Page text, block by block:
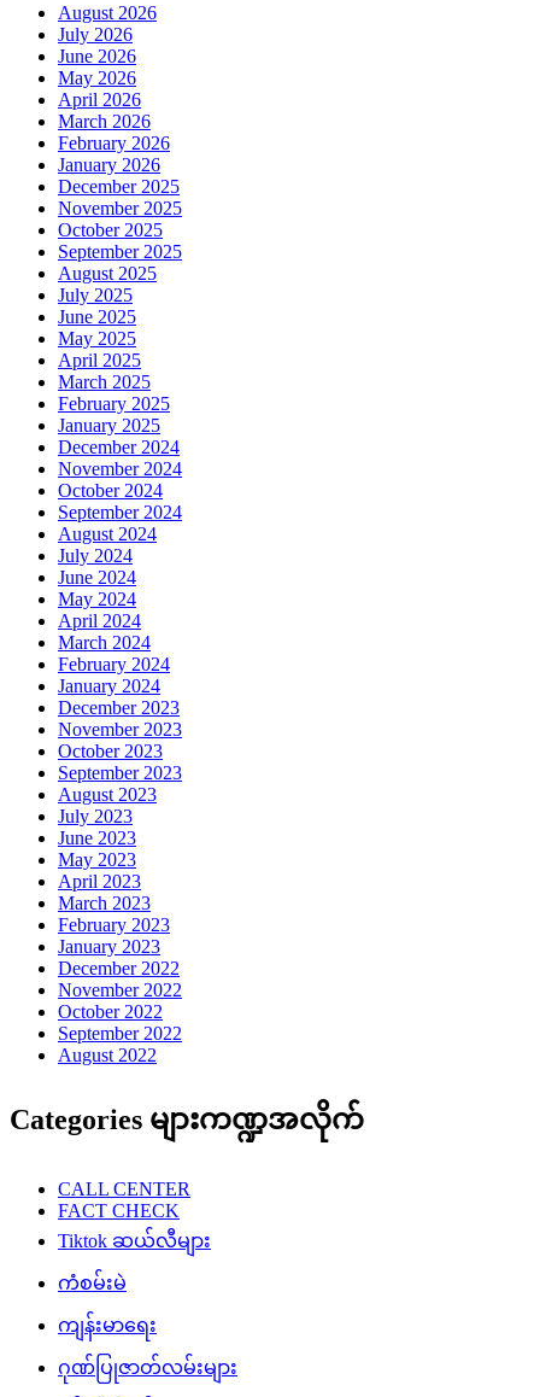
August 2026
July 2026
June 2026
May 2026
April 2026
March 2026
February 2026
January 2026
December 2025
November 2025
October 2025
September 2025
August 2025
July 2025
June 2025
May 2025
April 2025
March 2025
February 2025
January 2025
December 2024
November 2024
October 2024
September 2024
August 2024
July 2024
June 2024
May 2024
April 2024
March 2024
February 2024
January 2024
December 2023
November 2023
October 2023
September 2023
August 2023
July 2023
June 2023
May 2023
April 2023
March 2023
February 2023
January 2023
December 2022
November 2022
October 2022
September 2022
August 2022
Categories များကဏ္ဍအလိုက်
CALL CENTER
FACT CHECK
Tiktok ဆယ်လီများ
ကံစမ်းမဲ
ကျန်းမာရေး
ဂုဏ်ပြုဇာတ်လမ်းများ